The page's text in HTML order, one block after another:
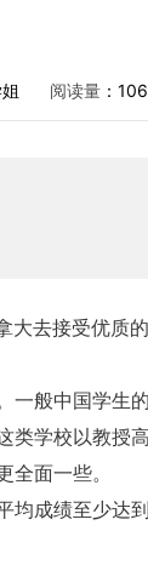
阅读量 ：
大去接受优质
一般中国学生
类学校以教授
面一些。
成绩至少达到